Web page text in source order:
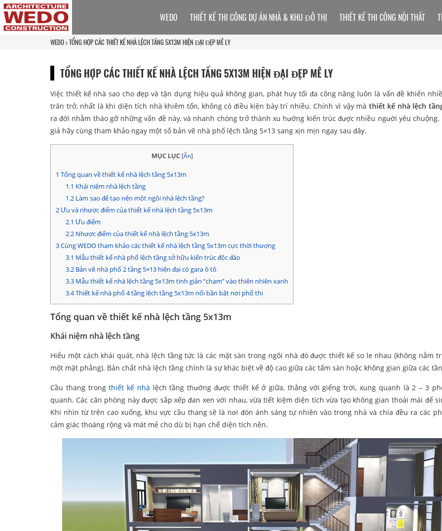
WEDO TỔNG HỢP CÁC THIẾT KẾ NHÀ LỆCH TẦNG 5X13M HIỆN ĐẠI ĐẸP MÊ LY
TỔNG HỢP CÁC THIẾT KẾ NHÀ LỆCH TẦNG 5X13M HIỆN ĐẠI ĐẸP MÊ LY
Việc thiết kế nhà sao cho đẹp và tận dụng hiệu quả không gian, phát huy tối đa công năng luôn là vấn đề khiến
trăn trở, nhất là khi diện tích nhà khiêm tốn, không có điều kiện bày trí nhiều. Chính vì vậy mà thiết kế nhà lệch
ra đời nhằm tháo gỡ những vấn đề này, và nhanh chóng trở thành xu hướng kiến trúc được nhiều người yêu chuộng.
giả hãy cùng tham khảo ngay một số bản vẽ nhà phố lệch tầng 5×13 sang xịn mịn ngay sau đây.
MỤC LỤC [Ẩn]
1 Tổng quan về thiết kế nhà lệch tầng 5x13m
1.1 Khái niệm nhà lệch tầng
1.2Làm sao để tạo nên một ngôi nhà lệch tầng?
2 Ưu và nhược điểm của thiết kế nhà lệch tầng 5x13m
2.1 Ưu điểm
2.2Nhược điểm của thiết kế nhà lệch tầng 5x13m
3Cùng WEDO tham khảo các thiết kế nhà lệch tầng 5x13m cực thời thượng
3.1 Mẫu thiết kế nhà phố lệch tầng sở hữu kiến trúc độc đáo
3.2Bản vẽ nhà phố 2 tầng 5×13 hiện đại có gara ô tô
3.3Mẫu thiết kế nhà lệch tầng 5x13m tinh giản “chạm” vào thiên nhiên xanh
3.4Thiết kế nhà phố 4 tầng lệch tầng 5x13m nổi bần bật nơi phố thị
Tổng quan về thiết kế nhà lệch tầng 5x13m
Khái niệm nhà lệch tầng
Hiểu một cách khái quát, nhà lệch tầng tức là các mặt sàn trong ngôi nhà đó được thiết kế so le nhau (không nằm
một mặt phẳng). Bản chất nhà lệch tầng chính là sự khác biệt về độ cao giữa các tấm sàn hoặc không gian giữa các
Cầu thang trongthiết kế nhà lệch tầng thường được thiết kế ở giữa, thẳng với giếng trời, xung quanh là 2 – 3
quanh. Các căn phòng này được sắp xếp đan xen với nhau, vừa tiết kiệm diện tích vừa tạo không gian thoải mái để
Khi nhìn từ trên cao xuống, khu vực cầu thang sẽ là nơi đón ánh sáng tự nhiên vào trong nhà và chia đều ra các
cảm giác thoáng rộng và mát mẻ cho dù bị hạn chế diện tích nền.
WEDO THIẾT KẾ THI CÔNG DỰ ÁN NHÀ & KHU ĐÔ THỊ THIẾT KẾ THI CÔNG NỘI THẤT